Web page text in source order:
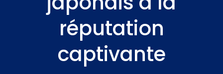
réputation
captivante